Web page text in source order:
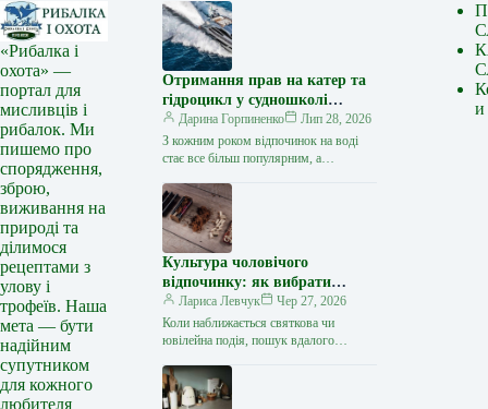
«Рибалка і
охота» —
портал для
мисливців і
рибалок. Ми
пишемо про
спорядження,
зброю,
виживання на
природі та
ділимося
рецептами з
улову і
трофеїв. Наша
мета — бути
надійним
супутником
для кожного
любителя
Отримання прав на катер та
гідроцикл у судношколі
«Либідь-А»: від теорії до
іспиту
Дарина Горпиненко
Лип 28, 2026
З кожним роком відпочинок на воді
стає все більш популярним, а
чи гідроциклом відкриває нові
горизонти…
Культура чоловічого
відпочинку: як вибрати
стильний та корисний
подарунок
Лариса Левчук
Чер 27, 2026
Коли наближається святкова чи
ювілейна подія, пошук вдалого
близької людини нерідко
перетворюється на складне завдання.
и